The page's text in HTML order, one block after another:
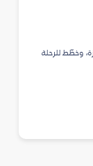
وخطّط للرحلة